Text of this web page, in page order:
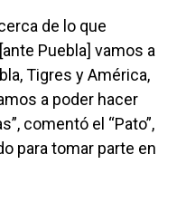
de lo que
Puebla] vamos a
Tigres y América,
a poder hacer
comentó el “Pato”,
para tomar parte en